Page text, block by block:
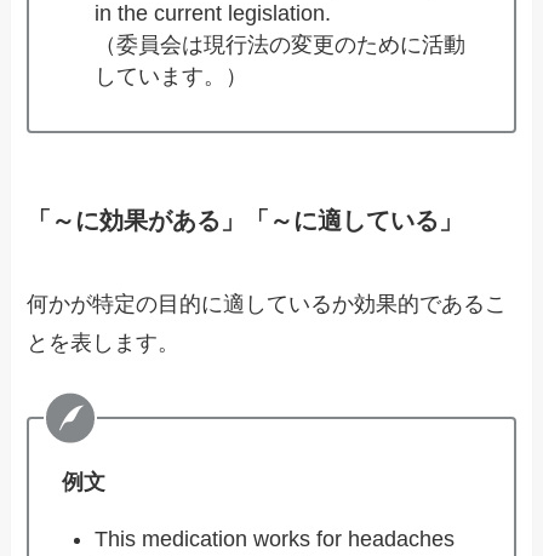
in the current legislation.
（委員会は現行法の変更のために活動
しています。）
「～に効果がある」「～に適している」
何かが特定の目的に適しているか効果的であるこ
とを表します。
例文
This medication works for headaches